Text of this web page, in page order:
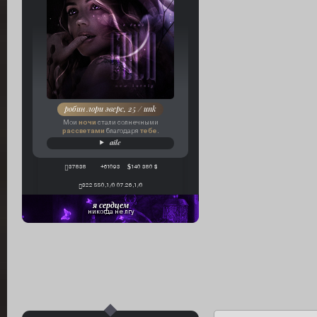
робин лори эверс, 25 / unk
Мои ночи стали солнечными
рассветами благодаря тебе
aile
37838 +61093 140 380 $
322 550,1/0 07.26,1/0
я сердцем
никогда не лгу